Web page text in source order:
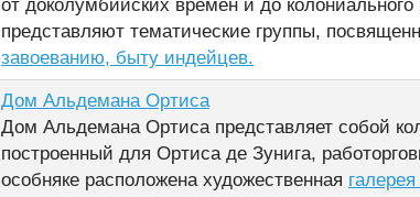
от доколумбийских времен и до
представляют тематические группы,
завоеванию, быту индейцев.
Дом Альдемана Ортиса
Дом Альдемана Ортиса представляет собой
построенный для Ортиса де Зунига,
особняке расположена художественная